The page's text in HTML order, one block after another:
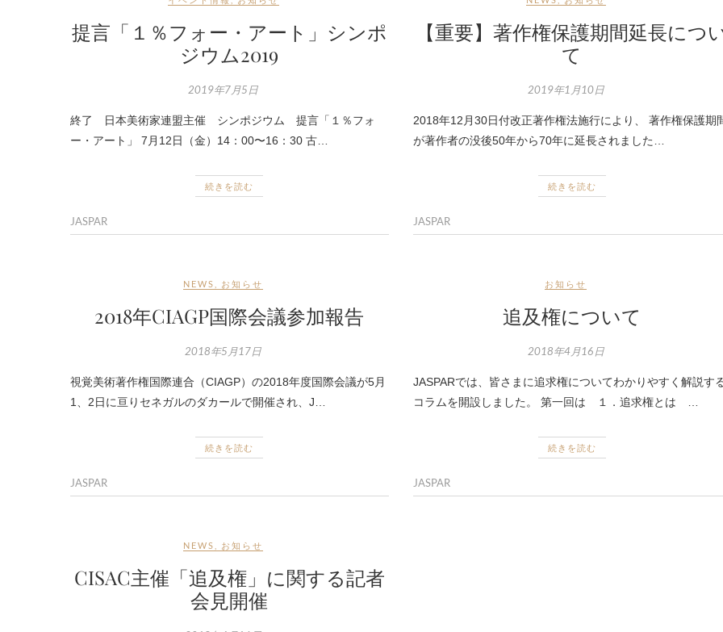
提言「１％フォー・アート」シンポ
ジウム2019
2019年7月5日
終了 日本美術家連盟主催 シンポジウム 提言「１％フォ
ー・アート」 7月12日（金）14：00〜16：30 古…
続きを読む
JASPAR
【重要】著作権保護期間延長につ
て
2019年1月10日
2018年12月30日付改正著作権法施行により、 著作権保護期
が著作者の没後50年から70年に延長されました…
続きを読む
JASPAR
NEWS お知らせ
2018年CIAGP国際会議参加報告
2018年5月17日
視覚美術著作権国際連合（CIAGP）の2018年度国際会議が5月
1、2日に亘りセネガルのダカールで開催され、J…
続きを読む
JASPAR
お知らせ
追及権について
2018年4月16日
JASPARでは、皆さまに追求権についてわかりやすく解説す
コラムを開設しました。 第一回は １．追求権とは …
続きを読む
JASPAR
NEWS お知らせ
CISAC主催「追及権」に関する記者
会見開催